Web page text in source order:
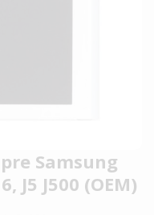
Samsung
J5 J500 (OEM)